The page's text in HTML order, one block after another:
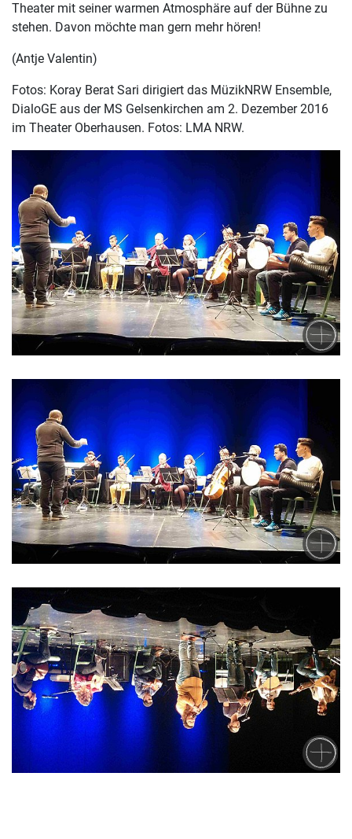
Theater mit seiner warmen Atmosphäre auf der Bühne zu
stehen. Davon möchte man gern mehr hören!
(Antje Valentin)
Fotos: Koray Berat Sari dirigiert das MüzikNRW Ensemble,
DialoGE aus der MS Gelsenkirchen am 2. Dezember 2016
im Theater Oberhausen. Fotos: LMA NRW.